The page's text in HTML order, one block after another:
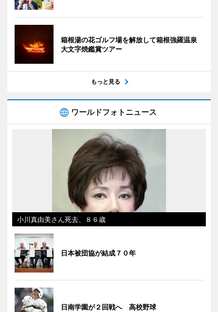
箱根湯の花ゴルフ場を解放して箱根強羅温泉
大文字焼鑑賞ツアー
もっと見る
ワールドフォトニュース
小川真由美さん死去、８６歳
日本被団協が結成７０年
日南学園が２回戦へ 高校野球